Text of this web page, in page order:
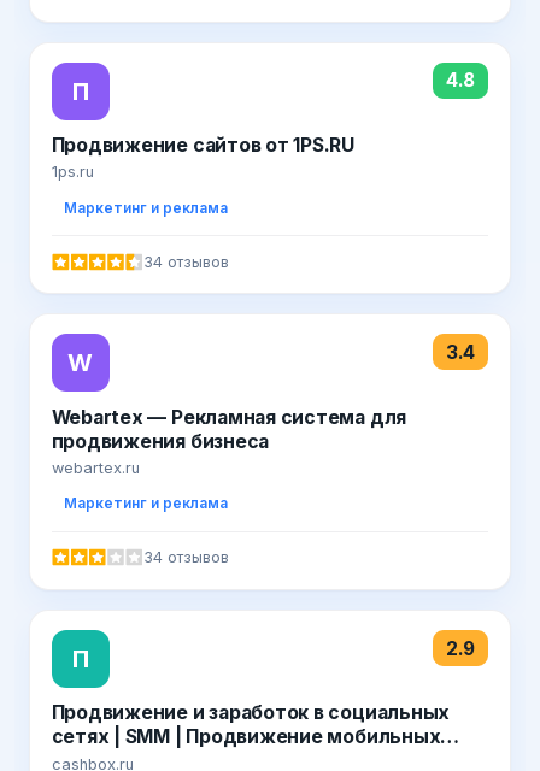
П 4.8
Продвижение сайтов от 1PS.RU
1ps.ru
Маркетинг и реклама
34 отзывов
W 3.4
Webartex — Рекламная система для
продвижения бизнеса
webartex.ru
Маркетинг и реклама
34 отзывов
П 2.9
Продвижение и заработок в социальных
сетях | SММ | Продвижение мобильных
приложений
cashbox.ru